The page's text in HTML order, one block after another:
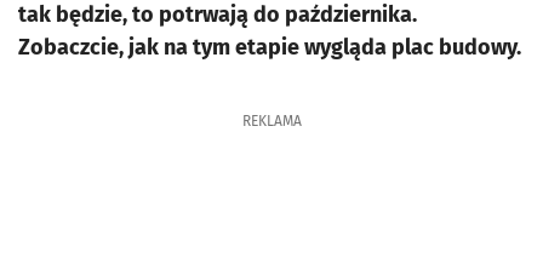
tak będzie, to potrwają do października.
Zobaczcie, jak na tym etapie wygląda plac budowy.
REKLAMA